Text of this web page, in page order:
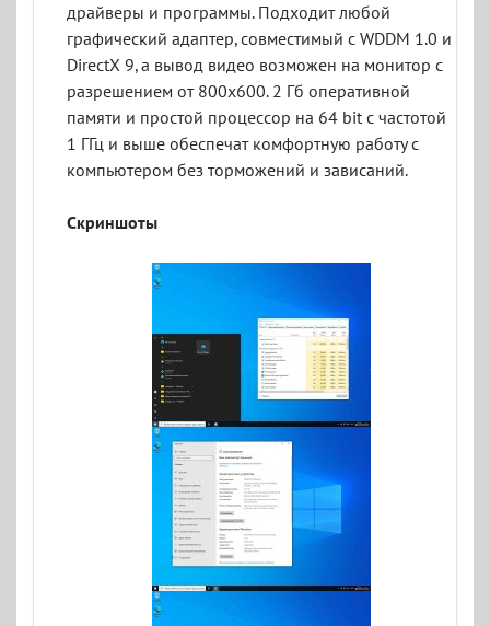
драйверы и программы. Подходит любой
графический адаптер, совместимый с WDDM 1.0 и
DirectX 9, а вывод видео возможен на монитор с
разрешением от 800x600. 2 Гб оперативной
памяти и простой процессор на 64 bit с частотой
1 ГГц и выше обеспечат комфортную работу с
компьютером без торможений и зависаний.
Скриншоты